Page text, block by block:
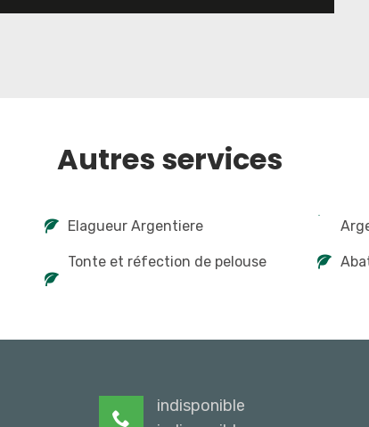
Autres services
Elagueur Argentiere
Tonte et réfection de pelouse
indisponible